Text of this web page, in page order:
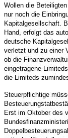
Wollen die
nur noch die
Kapitalgesellschaft.
Hand, erfolgt das
deutsche
verletzt und zu einer
ob die
eingetragene
die Limiteds
Steuerpflichtige
Erst im Oktober des